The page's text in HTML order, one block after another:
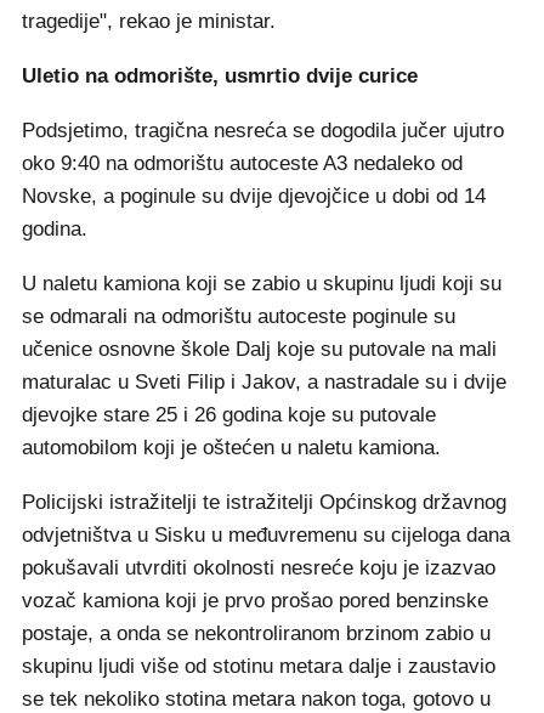
tragedije", rekao je ministar.
Uletio na odmorište, usmrtio dvije curice
Podsjetimo, tragična nesreća se dogodila jučer ujutro
oko 9:40 na odmorištu autoceste A3 nedaleko od
Novske, a poginule su dvije djevojčice u dobi od 14
godina.
U naletu kamiona koji se zabio u skupinu ljudi koji su
se odmarali na odmorištu autoceste poginule su
učenice osnovne škole Dalj koje su putovale na mali
maturalac u Sveti Filip i Jakov, a nastradale su i dvije
djevojke stare 25 i 26 godina koje su putovale
automobilom koji je oštećen u naletu kamiona.
Policijski istražitelji te istražitelji Općinskog državnog
odvjetništva u Sisku u međuvremenu su cijeloga dana
pokušavali utvrditi okolnosti nesreće koju je izazvao
vozač kamiona koji je prvo prošao pored benzinske
postaje, a onda se nekontroliranom brzinom zabio u
skupinu ljudi više od stotinu metara dalje i zaustavio
se tek nekoliko stotina metara nakon toga, gotovo u